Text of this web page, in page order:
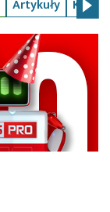
Artykuły Kursy